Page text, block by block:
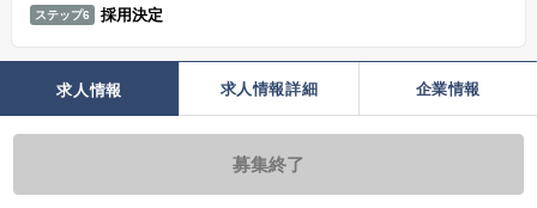
ステップ6 採用決定
求人情報 求人情報詳細 企業情報
募集終了